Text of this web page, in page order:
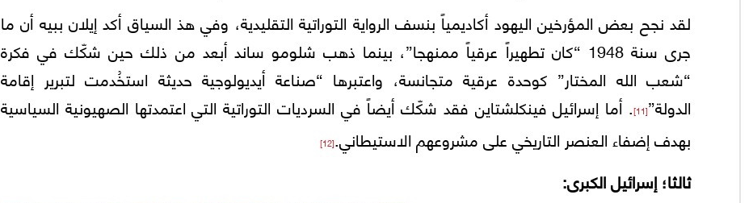
لقد نجح بعض المؤرخين اليهود أكاديمياً بنسف الرواية التوراتية التقليدية، وفي هذ السياق أكد إيلان ببيه أن ما
جرى سنة 1948 “كان تطهيراً عرقياً ممنهجا”، بينما ذهب شلومو ساند أبعد من ذلك حين شكّك في فكرة
“شعب الله المختار” كوحدة عرقية متجانسة، واعتبرها “صناعة أيديولوجية حديثة استخُدمت لتبرير إقامة
الدولة”[11]
. أما إسرائيل فينكلشتاين فقد شكّك أيضاً في السرديات التوراتية التي اعتمدتها الصهيونية السياسية
بهدف إضفاء العنصر التاريخي على مشروعهم الاستيطاني.[12]
ثالثا؛ إسرائيل الكبرى: